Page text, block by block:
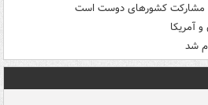
مشارکت کشورهای دوست است
آمریکا
شد